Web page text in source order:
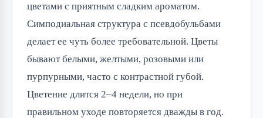
цветами с приятным сладким ароматом.
Симподиальная структура с псевдобульбами
делает ее чуть более требовательной. Цветы
бывают белыми, желтыми, розовыми или
пурпурными, часто с контрастной губой.
Цветение длится 2–4 недели, но при
правильном уходе повторяется дважды в год.